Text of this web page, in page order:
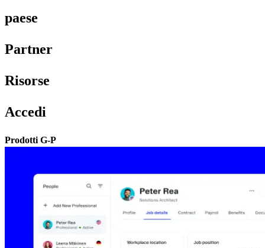
paese​​
Partner​​
Risorse​​
Accedi​​
Prodotti G-P​​